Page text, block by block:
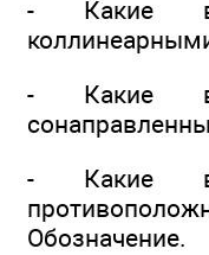
- Какие
- Какие
- Какие
Обозначение.